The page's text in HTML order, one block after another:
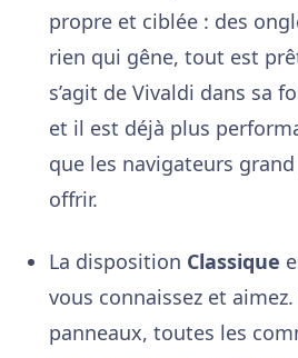
propre et ciblée : des
rien qui gêne, tout est
s’agit de Vivaldi dans sa
et il est déjà plus
que les navigateurs
offrir.
La disposition Classique
vous connaissez et aimez.
panneaux, toutes les